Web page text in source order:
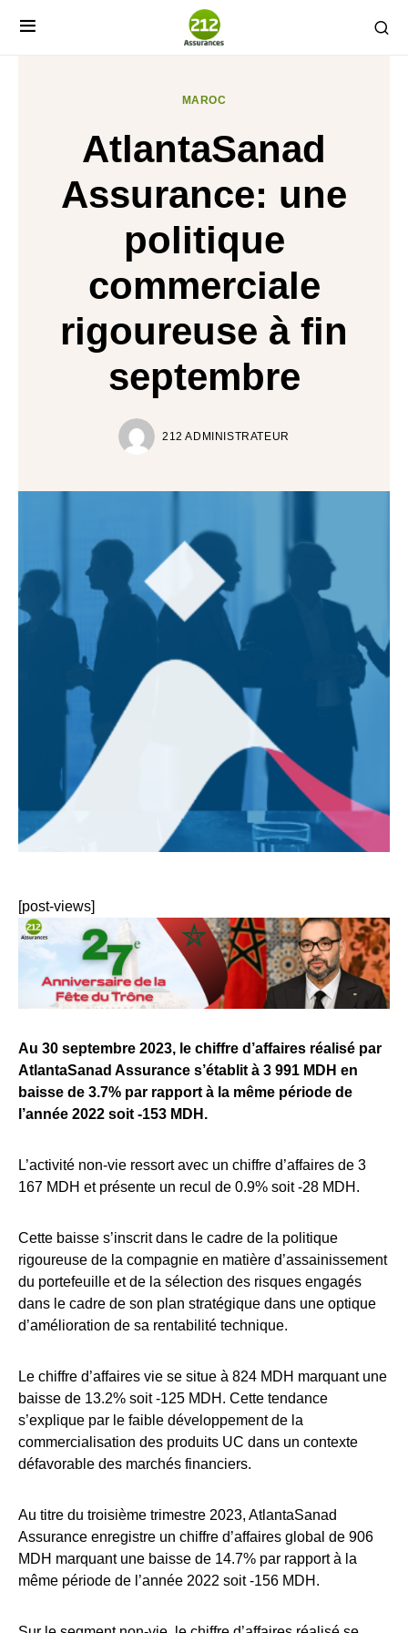
MAROC
AtlantaSanad
Assurance: une
politique
commerciale
rigoureuse à fin
septembre
212 ADMINISTRATEUR
[post-views]
Au 30 septembre 2023, le chiffre d’affaires réalisé par
AtlantaSanad Assurance s’établit à 3 991 MDH en
baisse de 3.7% par rapport à la même période de
l’année 2022 soit -153 MDH.
L’activité non-vie ressort avec un chiffre d’affaires de 3
167 MDH et présente un recul de 0.9% soit -28 MDH.
Cette baisse s’inscrit dans le cadre de la politique
rigoureuse de la compagnie en matière d’assainissement
du portefeuille et de la sélection des risques engagés
dans le cadre de son plan stratégique dans une optique
d’amélioration de sa rentabilité technique.
Le chiffre d’affaires vie se situe à 824 MDH marquant une
baisse de 13.2% soit -125 MDH. Cette tendance
s’explique par le faible développement de la
commercialisation des produits UC dans un contexte
défavorable des marchés financiers.
Au titre du troisième trimestre 2023, AtlantaSanad
Assurance enregistre un chiffre d’affaires global de 906
MDH marquant une baisse de 14.7% par rapport à la
même période de l’année 2022 soit -156 MDH.